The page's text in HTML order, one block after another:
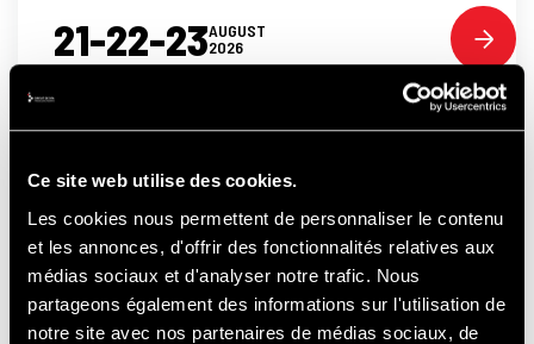
Ce site web utilise des cookies.
Les cookies nous permettent de personnaliser le contenu
et les annonces, d'offrir des fonctionnalités relatives aux
médias sociaux et d'analyser notre trafic. Nous
partageons également des informations sur l'utilisation de
notre site avec nos partenaires de médias sociaux, de
21-22-23AUGUST
2026
ALSO WORTH
DISCOVERING...